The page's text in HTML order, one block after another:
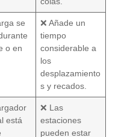
se
o en
❌ Añade un
tiempo
considerable a
los
desplazamiento
s y recados.
está
❌ Las
estaciones
pueden estar